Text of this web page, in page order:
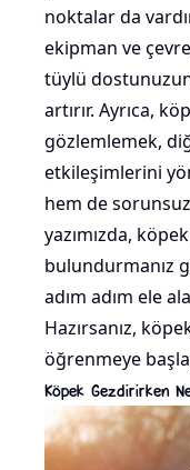
noktalar da
ekipman ve
tüylü
artırır. Ayrıca,
gözlemlemek,
etkileşimlerini
hem de
yazımızda,
bulundurmanız
adım adım ele
Hazırsanız,
öğrenmeye
Köpek Gezdirirken